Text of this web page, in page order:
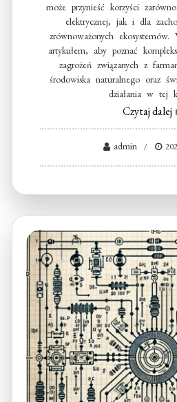
może przynieść korzyści
elektrycznej, jak i dla
zrównoważonych
artykułem, aby poznać
zagrożeń związanych z
środowiska naturalnego oraz
działania w tej
Czytaj dalej
admin